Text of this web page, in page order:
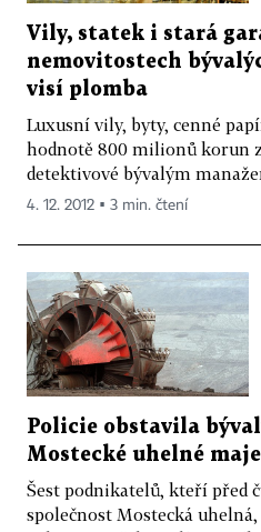
Vily, statek i stará
nemovitostech
visí plomba
Luxusní vily, byty, cenné
hodnotě 800 milionů korun
detektivové bývalým
4. 12. 2012 ▪ 3 min. čtení
Policie obstavila
Mostecké uhelné
Šest podnikatelů, kteří před
společnost Mostecká